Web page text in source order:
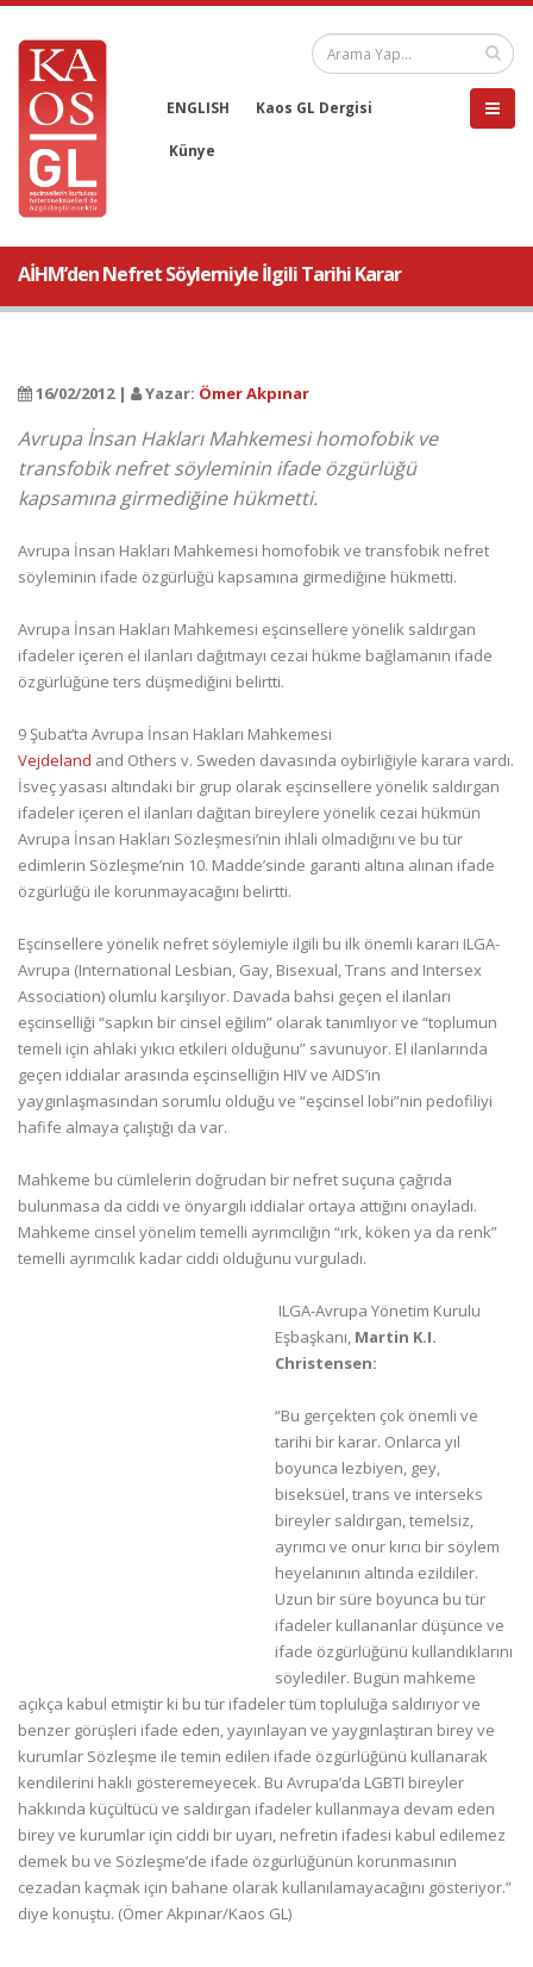
ENGLISH Kaos GL Dergisi
Künye
AİHM’den Nefret Söylemiyle İlgili Tarihi Karar
16/02/2012 | Yazar: Ömer Akpınar
Avrupa İnsan Hakları Mahkemesi homofobik ve
transfobik nefret söyleminin ifade özgürlüğü
kapsamına girmediğine hükmetti.
Avrupa İnsan Hakları Mahkemesi homofobik ve transfobik nefret
söyleminin ifade özgürlüğü kapsamına girmediğine hükmetti.
Avrupa İnsan Hakları Mahkemesi eşcinsellere yönelik saldırgan
ifadeler içeren el ilanları dağıtmayı cezai hükme bağlamanın ifade
özgürlüğüne ters düşmediğini belirtti.
9 Şubat’ta Avrupa İnsan Hakları Mahkemesi
Vejdeland and Others v. Sweden davasında oybirliğiyle karara vardı.
İsveç yasası altındaki bir grup olarak eşcinsellere yönelik saldırgan
ifadeler içeren el ilanları dağıtan bireylere yönelik cezai hükmün
Avrupa İnsan Hakları Sözleşmesi’nin ihlali olmadığını ve bu tür
edimlerin Sözleşme’nin 10. Madde’sinde garanti altına alınan ifade
özgürlüğü ile korunmayacağını belirtti.
Eşcinsellere yönelik nefret söylemiyle ilgili bu ilk önemli kararı ILGA-
Avrupa (International Lesbian, Gay, Bisexual, Trans and Intersex
Association) olumlu karşılıyor. Davada bahsi geçen el ilanları
eşcinselliği “sapkın bir cinsel eğilim” olarak tanımlıyor ve “toplumun
temeli için ahlaki yıkıcı etkileri olduğunu” savunuyor. El ilanlarında
geçen iddialar arasında eşcinselliğin HIV ve AIDS’in
yaygınlaşmasından sorumlu olduğu ve “eşcinsel lobi”nin pedofiliyi
hafife almaya çalıştığı da var.
Mahkeme bu cümlelerin doğrudan bir nefret suçuna çağrıda
bulunmasa da ciddi ve önyargılı iddialar ortaya attığını onayladı.
Mahkeme cinsel yönelim temelli ayrımcılığın “ırk, köken ya da renk”
temelli ayrımcılık kadar ciddi olduğunu vurguladı.
ILGA-Avrupa Yönetim Kurulu
Eşbaşkanı, Martin K.I.
Christensen:
“Bu gerçekten çok önemli ve
tarihi bir karar. Onlarca yıl
boyunca lezbiyen, gey,
biseksüel, trans ve interseks
bireyler saldırgan, temelsiz,
ayrımcı ve onur kırıcı bir söylem
heyelanının altında ezildiler.
Uzun bir süre boyunca bu tür
ifadeler kullananlar düşünce ve
ifade özgürlüğünü kullandıklarını
söylediler. Bugün mahkeme
açıkça kabul etmiştir ki bu tür ifadeler tüm topluluğa saldırıyor ve
benzer görüşleri ifade eden, yayınlayan ve yaygınlaştıran birey ve
kurumlar Sözleşme ile temin edilen ifade özgürlüğünü kullanarak
kendilerini haklı gösteremeyecek. Bu Avrupa’da LGBTI bireyler
hakkında küçültücü ve saldırgan ifadeler kullanmaya devam eden
birey ve kurumlar için ciddi bir uyarı, nefretin ifadesi kabul edilemez
demek bu ve Sözleşme’de ifade özgürlüğünün korunmasının
cezadan kaçmak için bahane olarak kullanılamayacağını gösteriyor.”
diye konuştu. (Ömer Akpınar/Kaos GL)